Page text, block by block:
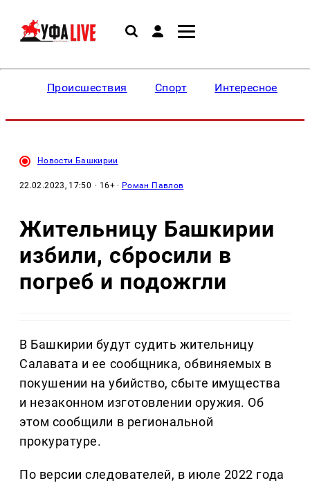
Происшествия Спорт Интересное
Новости Башкирии
22.02.2023, 17:50 · 16+ · Роман Павлов
Жительницу Башкирии
избили, сбросили в
погреб и подожгли
В Башкирии будут судить жительницу
Салавата и ее сообщника, обвиняемых в
покушении на убийство, сбыте имущества
и незаконном изготовлении оружия. Об
этом сообщили в региональной
прокуратуре.
По версии следователей, в июле 2022 года